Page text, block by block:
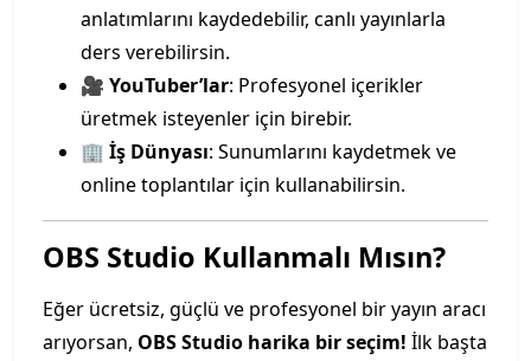
anlatımlarını kaydedebilir, canlı yayınlarla
ders verebilirsin.
🎥 YouTuber’lar: Profesyonel içerikler
üretmek isteyenler için birebir.
🏢 İş Dünyası: Sunumlarını kaydetmek ve
online toplantılar için kullanabilirsin.
OBS Studio Kullanmalı Mısın?
Eğer ücretsiz, güçlü ve profesyonel bir yayın aracı
arıyorsan, OBS Studio harika bir seçim! İlk başta